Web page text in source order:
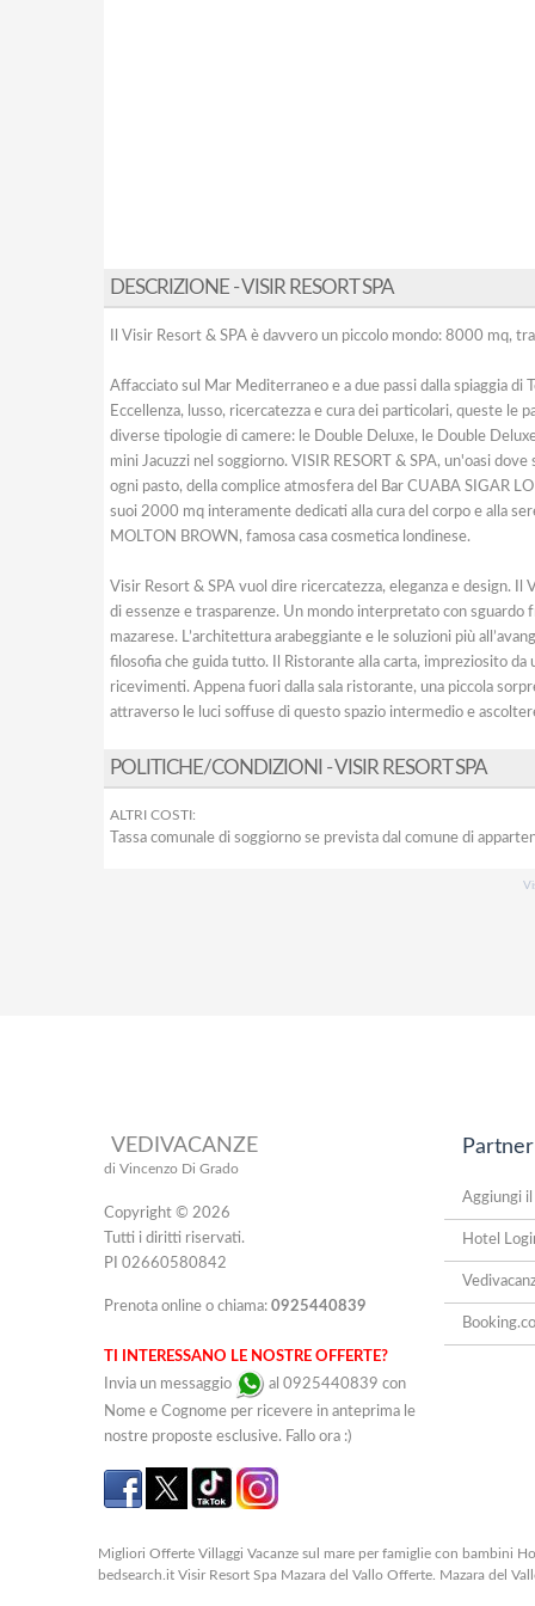
DESCRIZIONE - VISIR RESORT SPA
Il Visir Resort & SPA è davvero un piccolo mondo: 8000 mq,
Affacciato sul Mar Mediterraneo e a due passi dalla spiaggia di
Eccellenza, lusso, ricercatezza e cura dei particolari, queste
diverse tipologie di camere: le Double Deluxe, le Double
mini Jacuzzi nel soggiorno. VISIR RESORT & SPA, un'oasi
ogni pasto, della complice atmosfera del Bar CUABA SIGAR
suoi 2000 mq interamente dedicati alla cura del corpo e alla
MOLTON BROWN, famosa casa cosmetica londinese.
Visir Resort & SPA vuol dire ricercatezza, eleganza e design.
di essenze e trasparenze. Un mondo interpretato con sguardo
mazarese. L’architettura arabeggiante e le soluzioni più
filosofia che guida tutto. Il Ristorante alla carta, impreziosito da
ricevimenti. Appena fuori dalla sala ristorante, una piccola
attraverso le luci soffuse di questo spazio intermedio e
POLITICHE/CONDIZIONI - VISIR RESORT SPA
ALTRI COSTI:
Tassa comunale di soggiorno se prevista dal comune di
VEDIVACANZE
di Vincenzo Di Grado
Copyright © 2026
Tutti i diritti riservati.
PI 02660580842
Prenota online o chiama: 0925440839
TI INTERESSANO LE NOSTRE OFFERTE?
Invia un messaggio
al 0925440839 con
Nome e Cognome per ricevere in anteprima le
nostre proposte esclusive. Fallo ora :)
Partner
Aggiungi
Hotel
Migliori Offerte Villaggi Vacanze sul mare per famiglie con bambini
bedsearch.it Visir Resort Spa Mazara del Vallo Offerte. Mazara del